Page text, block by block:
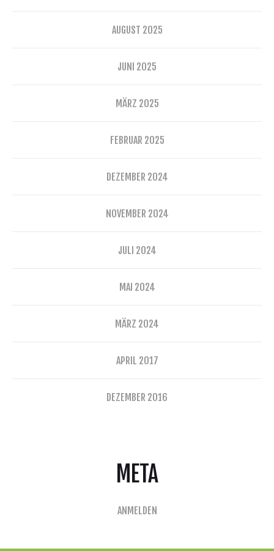
AUGUST 2025
JUNI 2025
MÄRZ 2025
FEBRUAR 2025
DEZEMBER 2024
NOVEMBER 2024
JULI 2024
MAI 2024
MÄRZ 2024
APRIL 2017
DEZEMBER 2016
META
ANMELDEN